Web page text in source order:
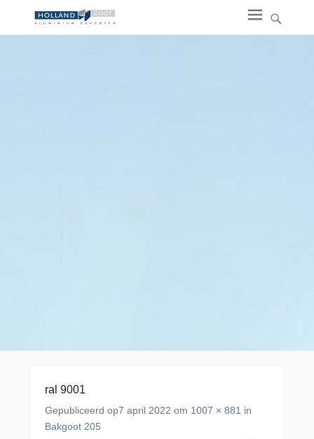
ral 9001
Gepubliceerd op7 april 2022 om 1007 × 881 in
Bakgoot 205